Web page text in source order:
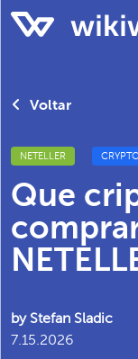
by Stefan Sladic
7.15.2026
Voltar
NETELLER
Que